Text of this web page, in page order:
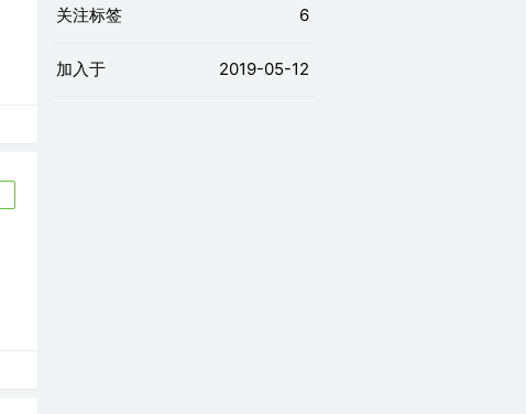
关注标签 6
加入于 2019-05-12